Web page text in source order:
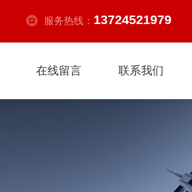
服务热线： 13724521979
在线留言 联系我们